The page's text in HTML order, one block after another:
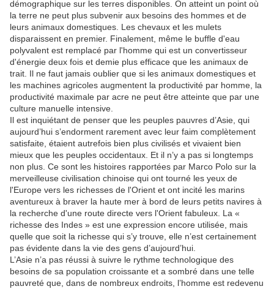
démographique sur les terres disponibles. On atteint un point où
la terre ne peut plus subvenir aux besoins des hommes et de
leurs animaux domestiques. Les chevaux et les mulets
disparaissent en premier. Finalement, même le buffle d'eau
polyvalent est remplacé par l'homme qui est un convertisseur
d'énergie deux fois et demie plus efficace que les animaux de
trait. Il ne faut jamais oublier que si les animaux domestiques et
les machines agricoles augmentent la productivité par homme, la
productivité maximale par acre ne peut être atteinte que par une
culture manuelle intensive.
Il est inquiétant de penser que les peuples pauvres d’Asie, qui
aujourd’hui s’endorment rarement avec leur faim complètement
satisfaite, étaient autrefois bien plus civilisés et vivaient bien
mieux que les peuples occidentaux. Et il n’y a pas si longtemps
non plus. Ce sont les histoires rapportées par Marco Polo sur la
merveilleuse civilisation chinoise qui ont tourné les yeux de
l'Europe vers les richesses de l'Orient et ont incité les marins
aventureux à braver la haute mer à bord de leurs petits navires à
la recherche d'une route directe vers l'Orient fabuleux. La «
richesse des Indes » est une expression encore utilisée, mais
quelle que soit la richesse qui s’y trouve, elle n’est certainement
pas évidente dans la vie des gens d’aujourd’hui.
L’Asie n’a pas réussi à suivre le rythme technologique des
besoins de sa population croissante et a sombré dans une telle
pauvreté que, dans de nombreux endroits, l’homme est redevenu